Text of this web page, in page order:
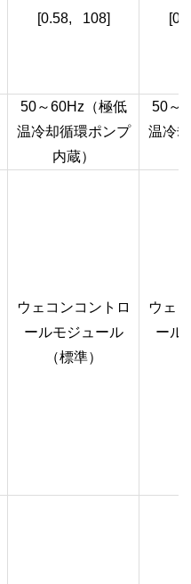
[0.58, 108]
50～60Hz（極低
温冷却循環ポンプ
内蔵）
50～
温冷
ウェコンコントロ
ールモジュール
（標準）
ウェ
ール